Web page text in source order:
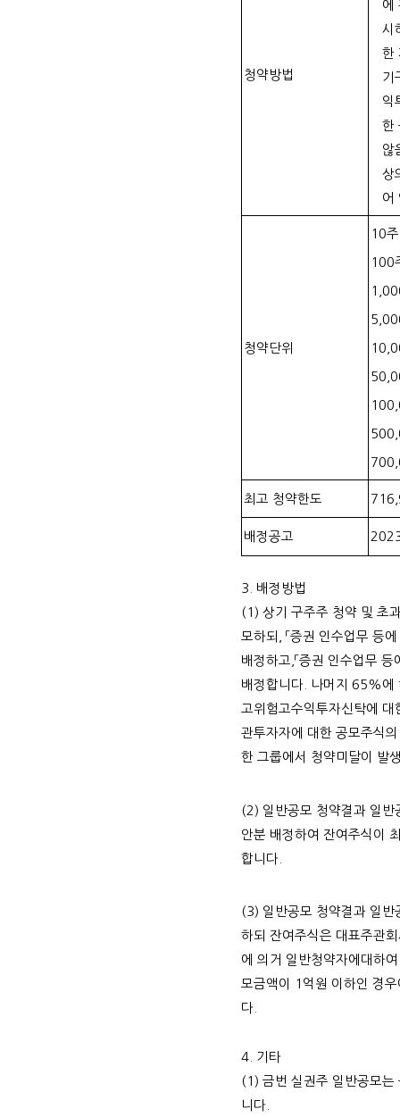
청약방법
에
시
한
기
익
한
않
상
어
청약단위
10
100
최고 청약한도 716
배정공고
3. 배정방법
(1) 상기 구주주 청약 및 초
모하되, 「증권 인수업무 등
배정하고,「증권 인수업무
배정합니다. 나머지 65%에
고위험고수익투자신탁에
관투자자에 대한 공모주식
한 그룹에서 청약미달이 발
(2) 일반공모 청약결과 일
안분 배정하여 잔여주식이
합니다.
(3) 일반공모 청약결과 일
하되 잔여주식은 대표주관
에 의거 일반청약자에대하
모금액이 1억원 이하인 경
다.
4. 기타
(1) 금번 실권주 일반공모는
니다.